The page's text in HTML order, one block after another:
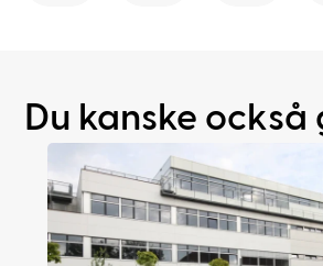
Du kanske också